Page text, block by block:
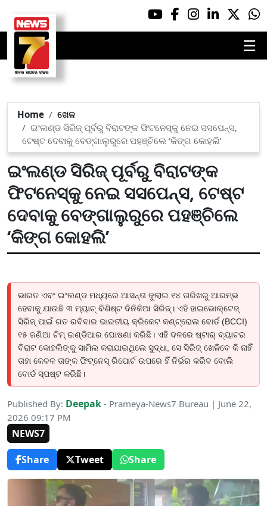
☰
Home
ଖେଳ
ଇଂଲଣ୍ଡ ସିରିଜ୍ ପୂର୍ବରୁ ବିରାଟଙ୍କ ଫିଟନେସ୍‌କୁ ନେଇ ସସପେନ୍ସ,
ଟେଷ୍ଟ ଦେବାକୁ ବେଙ୍ଗାଲୁରୁରେ ପହଞ୍ଚିଲେ ‘କିଙ୍ଗ କୋହଲି’
ଇଂଲଣ୍ଡ ସିରିଜ୍ ପୂର୍ବରୁ ବିରାଟଙ୍କ
ଫିଟନେସ୍‌କୁ ନେଇ ସସପେନ୍ସ, ଟେଷ୍ଟ
ଦେବାକୁ ବେଙ୍ଗାଲୁରୁରେ ପହଞ୍ଚିଲେ
‘କିଙ୍ଗ କୋହଲି’
ଭାରତ ଏବଂ ଇଂଲଣ୍ଡ ମଧ୍ୟରେ ଆସନ୍ତା ଜୁଲାଇ ୧୪ ତାରିଖରୁ ଆରମ୍ଭ
ହେବାକୁ ଯାଉଛି ୩ ମ୍ୟାଚ୍ ବିଶିଷ୍ଟ ଦିନିକିଆ ସିରିଜ୍। ଏହି ହାଇଭୋଲ୍ଟେଜ୍
ସିରିଜ୍ ପାଇଁ ଗତ ରବିବାର ଭାରତୀୟ କ୍ରିକେଟ କଣ୍ଟ୍ରୋଲ ବୋର୍ଡ (BCCI)
୧୫ ଜଣିଆ ଟିମ୍ ଇଣ୍ଡିଆର ଘୋଷଣା କରିଛି। ଏହି ଦଳରେ ଷ୍ଟାର୍ ବ୍ୟାଟର
ବିରାଟ କୋହଲିଙ୍କୁ ସାମିଲ କରାଯାଇଥିଲେ ସୁଦ୍ଧା, ସେ ସିରିଜ୍ ଖେଳିବେ କି ନାହିଁ
ତାହା କେବଳ ତାଙ୍କ ଫିଟ୍ନେସ୍ ରିପୋର୍ଟ ଉପରେ ହିଁ ନିର୍ଭର କରିବ ବୋଲି
ବୋର୍ଡ ସ୍ପଷ୍ଟ କରିଛି।
Published By: Deepak - Prameya-News7 Bureau | June 22,
2026 09:17 PM
NEWS7
Share
Tweet Share